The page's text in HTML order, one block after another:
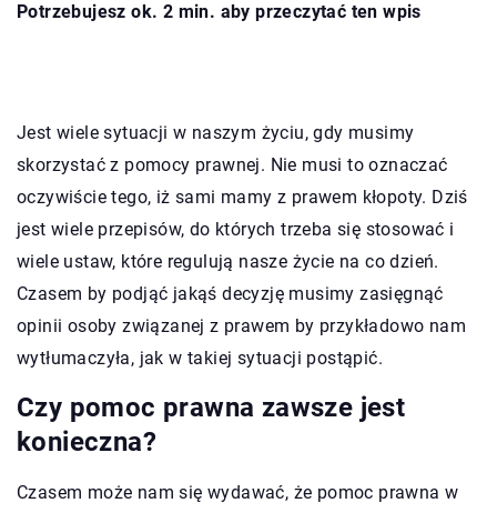
Potrzebujesz ok. 2 min. aby przeczytać ten wpis
Jest wiele sytuacji w naszym życiu, gdy musimy
skorzystać z pomocy prawnej. Nie musi to oznaczać
oczywiście tego, iż sami mamy z prawem kłopoty. Dziś
jest wiele przepisów, do których trzeba się stosować i
wiele ustaw, które regulują nasze życie na co dzień.
Czasem by podjąć jakąś decyzję musimy zasięgnąć
opinii osoby związanej z prawem by przykładowo nam
wytłumaczyła, jak w takiej sytuacji postąpić.
Czy pomoc prawna zawsze jest
konieczna?
Czasem może nam się wydawać, że pomoc prawna w